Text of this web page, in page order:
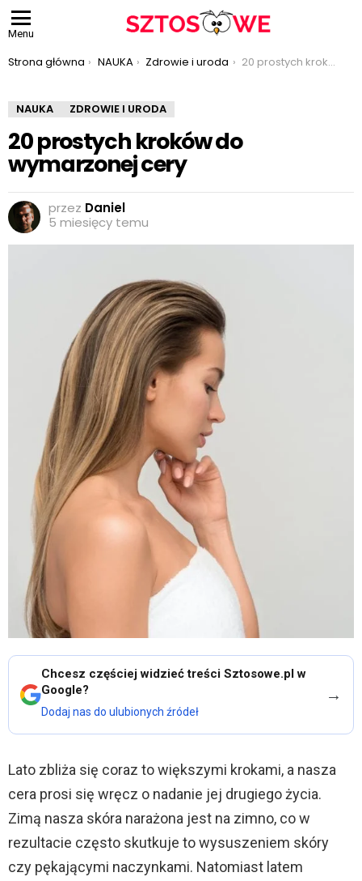
Menu
Jesteś tutaj:
Strona główna NAUKA Zdrowie i uroda 20 prostych kroków do wymarzonej cery
NAUKA ZDROWIE I URODA
20 prostych kroków do
wymarzonej cery
przez Daniel
5 miesięcy temu
Chcesz częściej widzieć treści Sztosowe.pl w
Google?
Dodaj nas do ulubionych źródeł
→
Lato zbliża się coraz to większymi krokami, a nasza
cera prosi się wręcz o nadanie jej drugiego życia.
Zimą nasza skóra narażona jest na zimno, co w
rezultacie często skutkuje to wysuszeniem skóry
czy pękającymi naczynkami. Natomiast latem